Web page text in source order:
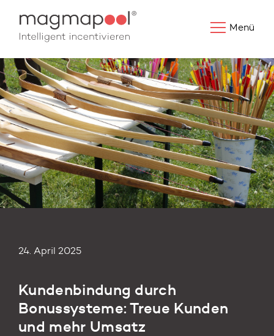
Menü
27. Dezember 2024
Die Kraft der Dankbarkeit:
Warum Anerkennung der
Schlüssel zur Mitarbeiterbindung